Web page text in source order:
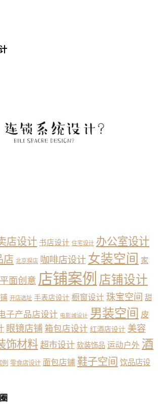
店设计 书店设计 住宅设计 办公室设计
店 北京探店 咖啡店设计 女装空间 家
平面创意 店铺案例 店铺设计
开店选址 手表店设计 橱窗设计 珠宝空间 甜
子产品店设计 电影城设计 男装空间 皮
眼镜店铺 箱包店设计 红酒店设计 美容
饰材料 超市设计 软装饰品 运动户外 酒
例 零食店设计 面包店铺 鞋子空间 饮品店设